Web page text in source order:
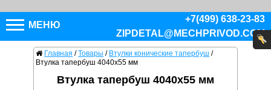
МЕНЮ
+7(499) 638-23-83
ZIPDETAL@MECHPRIVOD.COM
Главная / Товары / Втулки конические тапербуш /
Втулка тапербуш 4040x55 мм
Втулка тапербуш 4040x55 мм